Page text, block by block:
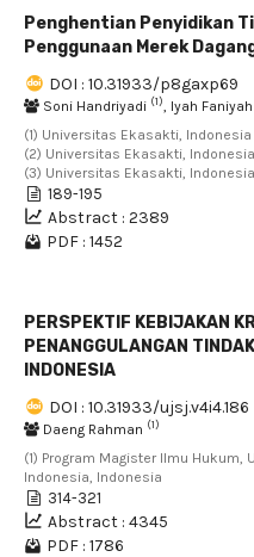
Penghentian Penyidikan
Penggunaan Merek
DOI : 10.31933/p8gaxp69
Soni Handriyadi (1) , Iyah Faniyah
(1) Universitas Ekasakti, Indonesia ,
(2) Universitas Ekasakti, Indonesia ,
(3) Universitas Ekasakti, Indonesia
189-195
Abstract : 2389
PDF : 1452
PERSPEKTIF KEBIJAKAN
PENANGGULANGAN
INDONESIA
DOI : 10.31933/ujsj.v4i4.186
Daeng Rahman (1)
(1) Program Magister Ilmu Hukum,
Indonesia, Indonesia
314-321
Abstract : 4345
PDF : 1786